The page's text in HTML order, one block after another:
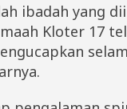
ibadah yang
Kloter 17